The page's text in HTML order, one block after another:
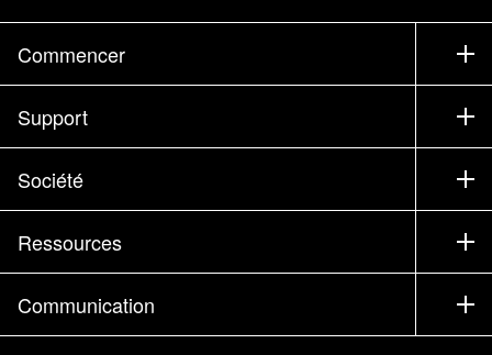
Commencer
Comment acheter
Service commercial
Trouver un partenaire
Executive Briefing
Produits A-Z
Support
Support
Formation
Documentation
Communauté
Société
Société
Partenaires
Emplois
Ressources
Newsroom
Événements
Communication